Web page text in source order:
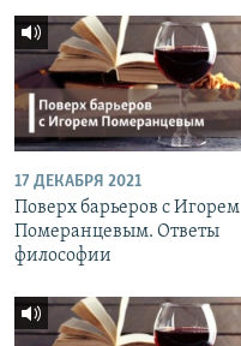
17 ДЕКАБРЯ 2021
Поверх барьеров с Игорем
Померанцевым. Ответы
философии